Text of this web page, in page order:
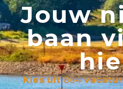
Jouw
baan
Kies uit864